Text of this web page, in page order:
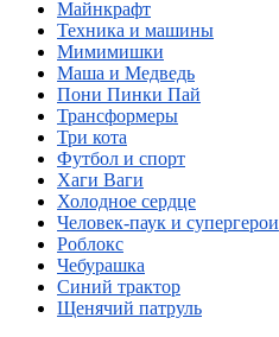
Майнкрафт
Техника и машины
Мимимишки
Маша и Медведь
Пони Пинки Пай
Трансформеры
Три кота
Футбол и спорт
Хаги Ваги
Холодное сердце
Человек-паук и супергерои
Роблокс
Чебурашка
Синий трактор
Щенячий патруль